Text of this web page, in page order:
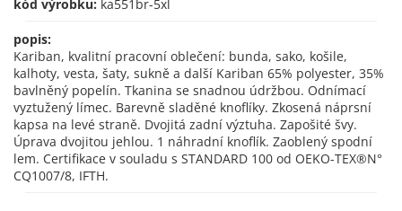
kód výrobku: ka551br-5xl
popis:
Kariban, kvalitní pracovní oblečení: bunda, sako, košile,
kalhoty, vesta, šaty, sukně a další Kariban 65% polyester, 35%
bavlněný popelín. Tkanina se snadnou údržbou. Odnímací
vyztužený límec. Barevně sladěné knoflíky. Zkosená náprsní
kapsa na levé straně. Dvojitá zadní výztuha. Zapošité švy.
Úprava dvojitou jehlou. 1 náhradní knoflík. Zaoblený spodní
lem. Certifikace v souladu s STANDARD 100 od OEKO-TEX®N°
CQ1007/8, IFTH.